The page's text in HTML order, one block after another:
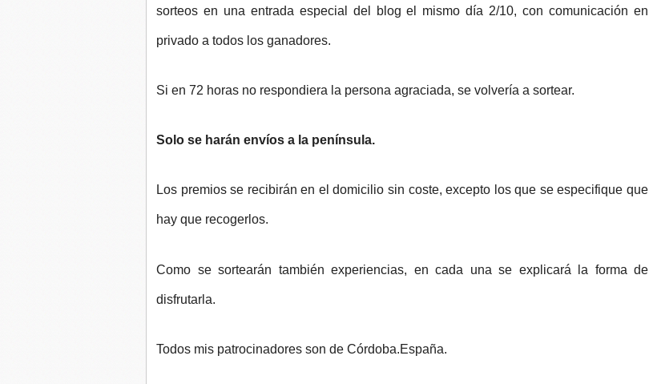
sorteos en una entrada especial del blog el mismo día 2/10, con comunicación en
privado a todos los ganadores.
Si en 72 horas no respondiera la persona agraciada, se volvería a sortear.
Solo se harán envíos a la península.
Los premios se recibirán en el domicilio sin coste, excepto los que se especifique que
hay que recogerlos.
Como se sortearán también experiencias, en cada una se explicará la forma de
disfrutarla.
Todos mis patrocinadores son de Córdoba.España.